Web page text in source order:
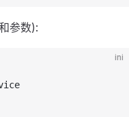
参数):
ini